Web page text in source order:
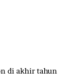
di akhir tahun